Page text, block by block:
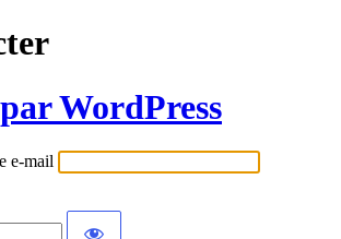
WordPress
e-mail